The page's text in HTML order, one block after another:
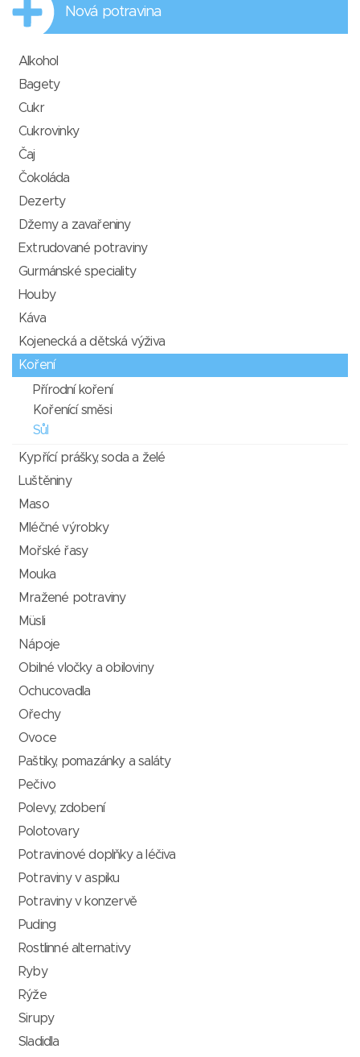
Nová potravina
Alkohol
Bagety
Cukr
Cukrovinky
Čaj
Čokoláda
Dezerty
Džemy a zavařeniny
Extrudované potraviny
Gurmánské speciality
Houby
Káva
Kojenecká a dětská výživa
Koření
Přírodní koření
Kořenící směsi
Sůl
Kypřící prášky, soda a želé
Luštěniny
Maso
Mléčné výrobky
Mořské řasy
Mouka
Mražené potraviny
Müsli
Nápoje
Obilné vločky a obiloviny
Ochucovadla
Ořechy
Ovoce
Paštiky, pomazánky a saláty
Pečivo
Polevy, zdobení
Polotovary
Potravinové doplňky a léčiva
Potraviny v aspiku
Potraviny v konzervě
Puding
Rostlinné alternativy
Ryby
Rýže
Sirupy
Sladidla